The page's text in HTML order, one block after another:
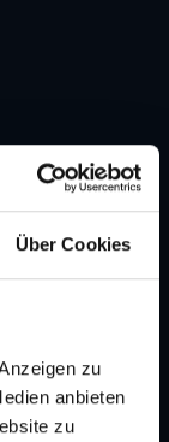
Über Cookies
zu
anbieten
zu
Objekte
110 x 78 mm